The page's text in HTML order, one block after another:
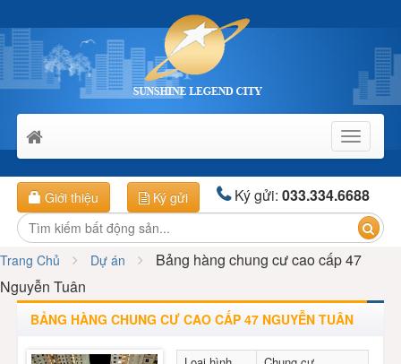
Toggle
Giới thiệu Ký gửi Ký gửi:033.334.6688
Trang Chủ Dự án
Bảng hàng chung cư cao cấp 47
Nguyễn Tuân
BẢNG HÀNG CHUNG CƯ CAO CẤP 47 NGUYỄN TUÂN